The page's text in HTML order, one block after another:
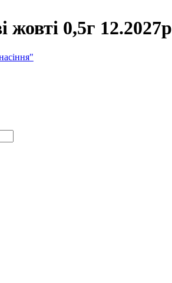
жовті 0,5г 12.2027р